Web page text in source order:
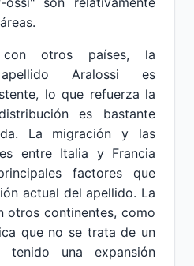
con otros países, la
Aralossi es
lo que refuerza la
es bastante
La migración y las
entre Italia y Francia
factores que
actual del apellido. La
otros continentes, como
que no se trata de un
tenido una expansión